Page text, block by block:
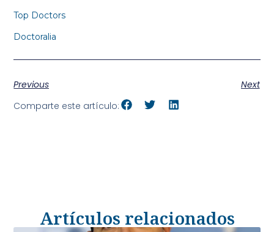
Top Doctors
Doctoralia
Previous
Next
Comparte este artículo:
Artículos relacionados